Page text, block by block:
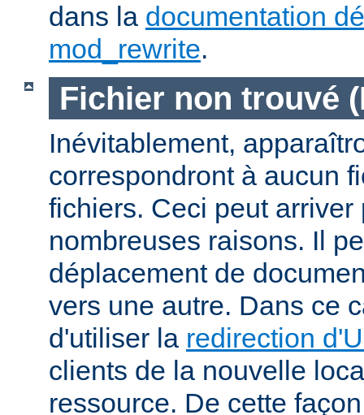
dans la documentation
mod_rewrite.
Fichier non trouvé
Inévitablement,
correspondront à aucun
fichiers. Ceci peut arriver
nombreuses raisons. Il
déplacement de
vers une autre. Dans ce
d'utiliser la redirection
clients de la nouvelle
ressource. De cette